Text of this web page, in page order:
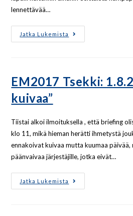
lennettävää…
Jatka Lukemista
EM2017 Tsekki:
kuivaa”
Tiistai alkoi ilmoituksella , että briefing
klo 11, mikä hieman herätti ihmetystä
ennakoivat kuivaa mutta kuumaa
päänvaivaa järjestäjille, jotka eivät…
Jatka Lukemista